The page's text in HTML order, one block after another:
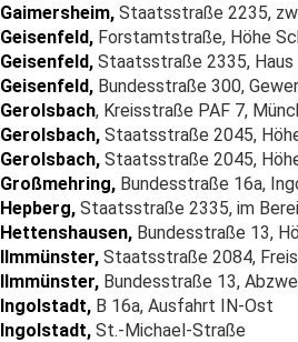
Gaimersheim, Staatsstraße 2235,
Geisenfeld, Forstamtstraße, Höhe
Geisenfeld, Staatsstraße 2335, Haus
Geisenfeld, Bundesstraße 300,
Gerolsbach, Kreisstraße PAF 7,
Gerolsbach, Staatsstraße 2045,
Gerolsbach, Staatsstraße 2045,
Großmehring, Bundesstraße 16a,
Hepberg, Staatsstraße 2335, im
Hettenshausen, Bundesstraße 13,
Ilmmünster, Staatsstraße 2084,
Ilmmünster, Bundesstraße 13,
Ingolstadt, B 16a, Ausfahrt IN-Ost
Ingolstadt, St.-Michael-Straße